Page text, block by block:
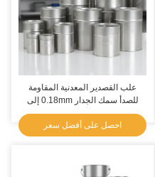
علب القصدير المعدنية المقاومة
للصدأ سمك الجدار 0.18mm إلى
0.30mm حاويات دائمة مصممة
لتخزين الأغذية والمواد الكيميائية
احصل على أفضل سعر